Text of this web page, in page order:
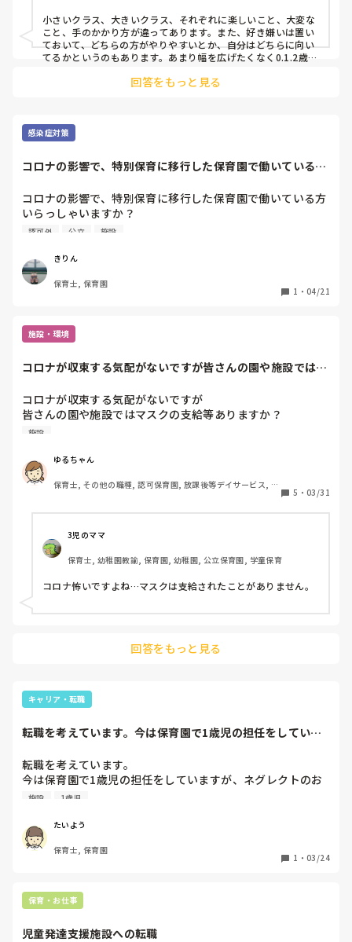
小さいクラス、大きいクラス、それぞれに楽しいこと、大変な
こと、手のかかり方が違ってあります。また、好き嫌いは置い
ておいて、どちらの方がやりやすいとか、自分はどちらに向い
てるかというのもあります。あまり幅を広げたくなく0.1.2歳児
選択すれば良いと思います。自分に余裕が出来たらキャリアア
たところを根本にしてきましたよ。
回答をもっと見る
感染症対策
コロナの影響で、特別保育に移行した保育園で働いている方
コロナの影響で、特別保育に移行した保育園で働いている方
いらっしゃいますか？
私の勤務している保育園は、特別保育の利用は両親、家族共
十分留意しながら預かる必要があると思うのですが、消毒液
も段々不足しており、正直今後が不安です。
勤務体制や、勤務時間など教えて頂けると嬉しいです。
認可外 公立 施設
きりん
保育士, 保育園
1 ・ 04/21
施設・環境
コロナが収束する気配がないですが皆さんの園や施設ではマ
コロナが収束する気配がないですが
皆さんの園や施設ではマスクの支給等ありますか？
私の勤めている施設では、消毒液の底が尽きかけて
ように自衛する、ぐらいしかないのでしょうかね…
施設
ゆるちゃん
保育士, その他の職種, 認可保育園, 放課後等デイサービス, 児
5 ・ 03/31
3児のママ
保育士, 幼稚園教諭, 保育園, 幼稚園, 公立保育園, 学童保育
コロナ怖いですよね…マスクは支給されたことがありません。
回答をもっと見る
キャリア・転職
転職を考えています。今は保育園で1歳児の担任をしていま
転職を考えています。
今は保育園で1歳児の担任をしていますが、ネグレクトのお
家があり、踏み込めない、どうすることも出来ない、保育園
ないという状況に無力さを感じます。
だとしたら、その先にある子どもたちに、私が何か出来るこ
とはないかと思い、児童養護施設への転職を考えています。
そこで、今現在児童養護施設で働いている方からの実体験や
実際の仕事内容ややりがい、お給料のことなど、なんでもい
いです。
どうぞ宜しくお願いします。
施設 1歳児
たいよう
保育士, 保育園
1 ・ 03/24
保育・お仕事
児童発達支援施設への転職